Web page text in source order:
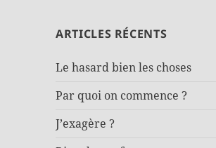
ARTICLES RÉCENTS
Le hasard bien les choses
Par quoi on commence ?
J’exagère ?